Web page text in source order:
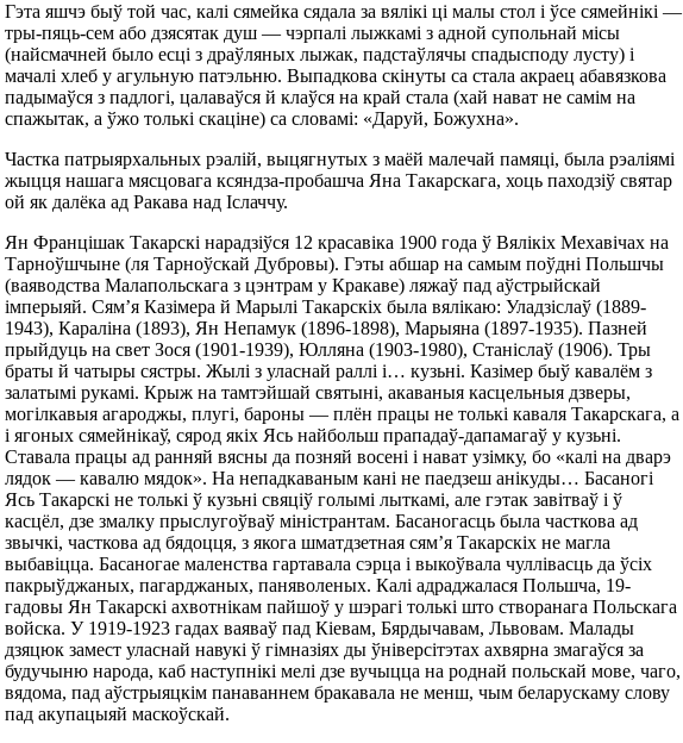
Гэта яшчэ быў той час, калі сямейка сядала за вялікі ці малы стол і ўсе сямейнікі —
тры-пяць-сем або дзясятак душ — чэрпалі лыжкамі з адной супольнай місы
(найсмачней было есці з драўляных лыжак, падстаўлячы спадысподу лусту) і
мачалі хлеб у агульную патэльню. Выпадкова скінуты са стала акраец абавязкова
падымаўся з падлогі, цалаваўся й клаўся на край стала (хай нават не самім на
спажытак, а ўжо толькі скаціне) са словамі: «Даруй, Божухна».
Частка патрыярхальных рэалій, выцягнутых з маёй малечай памяці, была рэаліямі
жыцця нашага мясцовага ксяндза-пробашча Яна Такарскага, хоць паходзіў святар
ой як далёка ад Ракава над Іслаччу.
Ян Францішак Такарскі нарадзіўся 12 красавіка 1900 года ў Вялікіх Мехавічах на
Тарноўшчыне (ля Тарноўскай Дубровы). Гэты абшар на самым поўдні Польшчы
(ваяводства Малапольскага з цэнтрам у Кракаве) ляжаў пад аўстрыйскай
імперыяй. Сям’я Казімера й Марылі Такарскіх была вялікаю: Уладзіслаў (1889-
1943), Караліна (1893), Ян Непамук (1896-1898), Марыяна (1897-1935). Пазней
прыйдуць на свет Зося (1901-1939), Юлляна (1903-1980), Станіслаў (1906). Тры
браты й чатыры сястры. Жылі з уласнай раллі і… кузьні. Казімер быў кавалём з
залатымі рукамі. Крыж на тамтэйшай святыні, акаваныя касцельныя дзверы,
могілкавыя агароджы, плугі, бароны — плён працы не толькі каваля Такарскага, а
і ягоных сямейнікаў, сярод якіх Ясь найбольш прападаў-дапамагаў у кузьні.
Ставала працы ад ранняй вясны да позняй восені і нават узімку, бо «калі на дварэ
лядок — кавалю мядок». На непадкаваным кані не паедзеш анікуды… Басаногі
Ясь Такарскі не толькі ў кузьні свяціў голымі лыткамі, але гэтак завітваў і ў
касцёл, дзе змалку прыслугоўваў міністрантам. Басаногасць была часткова ад
звычкі, часткова ад бядоцця, з якога шматдзетная сям’я Такарскіх не магла
выбавіцца. Басаногае маленства гартавала сэрца і выкоўвала чуллівасць да ўсіх
пакрыўджаных, пагарджаных, паняволеных. Калі адраджалася Польшча, 19-
гадовы Ян Такарскі ахвотнікам пайшоў у шэрагі толькі што створанага Польскага
войска. У 1919-1923 гадах ваяваў пад Кіевам, Бярдычавам, Львовам. Малады
дзяцюк замест уласнай навукі ў гімназіях ды ўніверсітэтах ахвярна змагаўся за
будучыню народа, каб наступнікі мелі дзе вучыцца на роднай польскай мове, чаго,
вядома, пад аўстрыяцкім панаваннем бракавала не менш, чым беларускаму слову
пад акупацыяй маскоўскай.